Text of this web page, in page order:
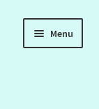
Menu